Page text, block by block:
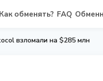
Как обменять? FAQ
взломали на $285 млн